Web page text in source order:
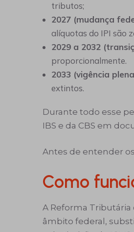
tributos;
2027 (mudança
alíquotas do IPI são
2029 a 2032
proporcionalmente.
2033 (vigência
extintos.
Durante todo esse
IBS e da CBS em
Antes de entender
Como
A Reforma
âmbito federal,